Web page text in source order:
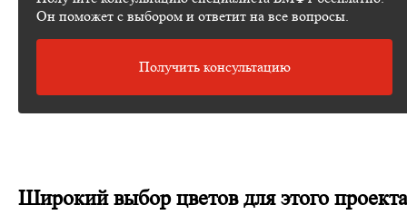
Он поможет с выбором и ответит на все вопросы.
Получить консультацию
Широкий выбор цветов для этого проекта